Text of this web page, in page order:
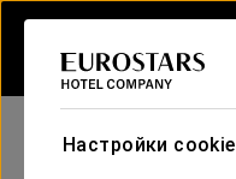
Настройки cookie